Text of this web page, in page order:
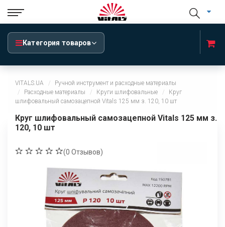
Категория товаров
VITALS.UA
Ручной инструмент и расходные материалы
Расходные материалы
Круги шлифовальные
Круг
шлифовальный самозацепной Vitals 125 мм з. 120, 10 шт
Круг шлифовальный самозацепной Vitals 125 мм з.
120, 10 шт
(0 Отзывов)